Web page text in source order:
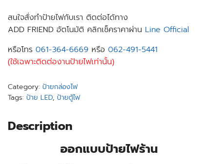
สนใจสั่งทำป้ายไฟกับเรา ติดต่อได้ทาง
ADD FRIEND อัตโนมัติ คลิกเช็คราคาผ่าน Line Official
หรือโทร 061-364-6669 หรือ 062-491-5441
(ใช้เฉพาะติดต่องานป้ายไฟเท่านั้น)
Category: ป้ายกล่องไฟ
Tags: ป้าย LED, ป้ายตู้ไฟ
Description
ออกแบบป้ายไฟร้าน